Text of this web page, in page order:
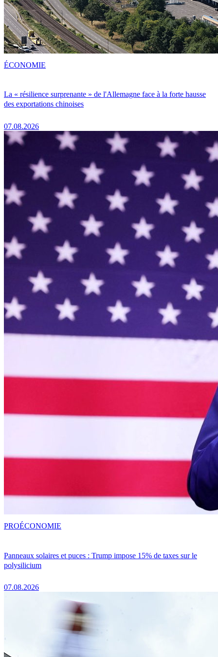
La « résilience surprenante » de l'Allemagne face à la forte hausse
des exportations chinoises
07.08.2026
ÉCONOMIE
Panneaux solaires et puces : Trump impose 15% de taxes sur le
polysilicium
07.08.2026
PROÉCONOMIE